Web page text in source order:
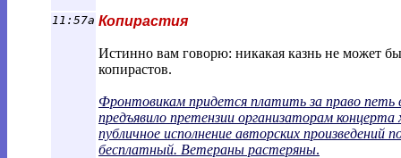
11:57a Копирастия
Истинно вам говорю: никакая казнь не может
копирастов.
Фронтовикам придется платить за право петь
предъявило претензии организаторам
публичное исполнение авторских
бесплатный. Ветераны растеряны.